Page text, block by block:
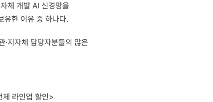
체 개발 AI 신경망을
유한 이유 중 하나다.
·지자체 담당자분들의 많은
라인업 할인>